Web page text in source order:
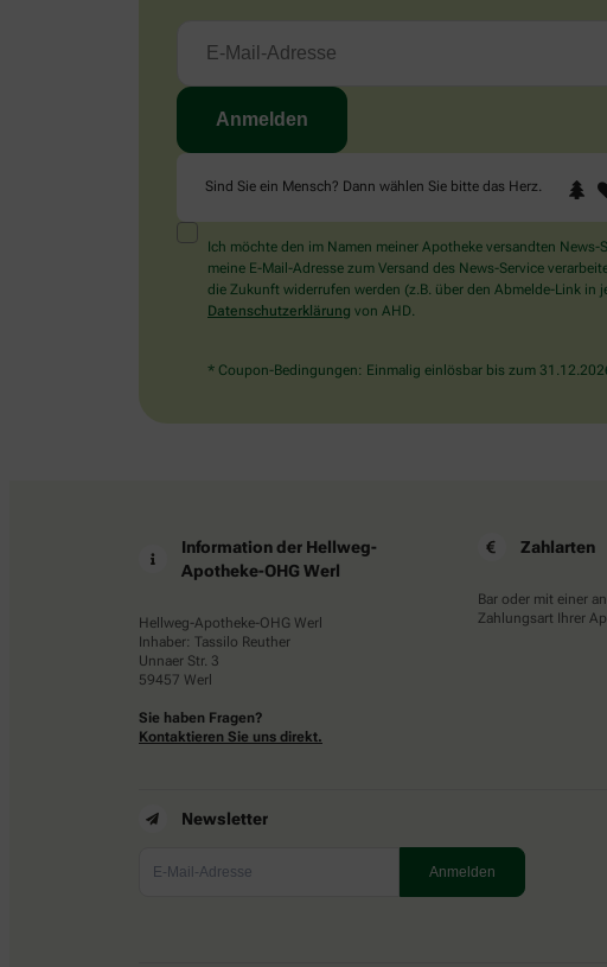
Sind Sie ein Mensch? Dann wählen Sie bitte das Herz.
Sind
Sie
Dann
wählen
Herz.
1
Ich möchte den im Namen meiner Apotheke versandten
meine E-Mail-Adresse zum Versand des News-Service
die Zukunft widerrufen werden (z.B. über den Abmelde-Link
Datenschutzerklärung von AHD.
* Coupon-Bedingungen: Einmalig einlösbar bis zum
Information der Hellweg-
Apotheke-OHG Werl
Hellweg-Apotheke-OHG Werl
Inhaber: Tassilo Reuther
Unnaer Str. 3
59457 Werl
Sie haben Fragen?
Kontaktieren Sie uns direkt.
Zahlarten
Bar oder mit einer
Zahlungsart Ihrer
Newsletter